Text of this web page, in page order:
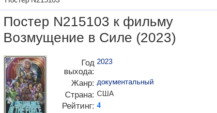
Постер N215103 к фильму
Возмущение в Силе (2023)
Год
выхода:
2023
Жанр: документальный
Страна: США
Рейтинг: 4